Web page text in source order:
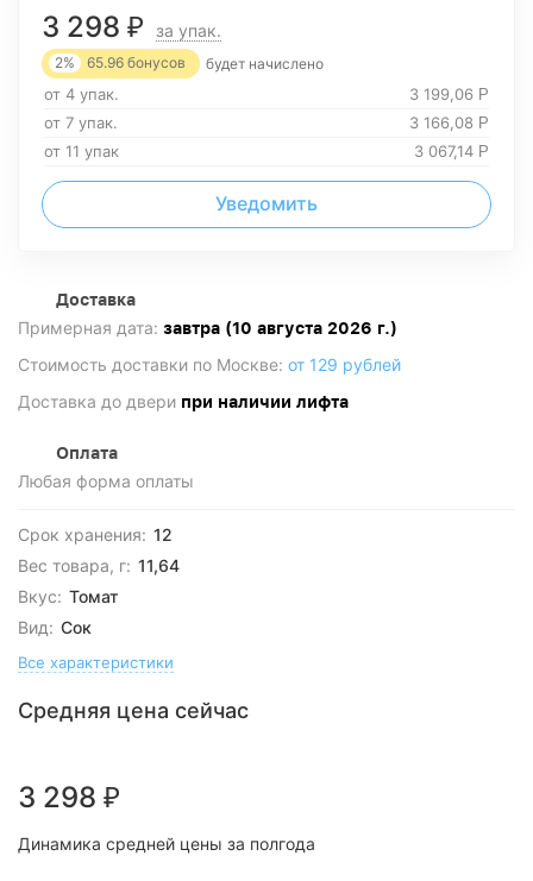
3 298 ₽ за упак.
2% 65.96 бонусов будет начислено
от 4 упак. 3 199,06 Р
от 7 упак. 3 166,08 Р
от 11 упак 3 067,14 Р
Уведомить
Доставка
Примерная дата: завтра (10 августа 2026 г.)
Стоимость доставки по Москве: от 129 рублей
Доставка до двери при наличии лифта
Оплата
Любая форма оплаты
Срок хранения: 12
Вес товара, г: 11,64
Вкус: Томат
Вид: Сок
Все характеристики
Средняя цена сейчас
3 298 ₽
Динамика средней цены за полгода